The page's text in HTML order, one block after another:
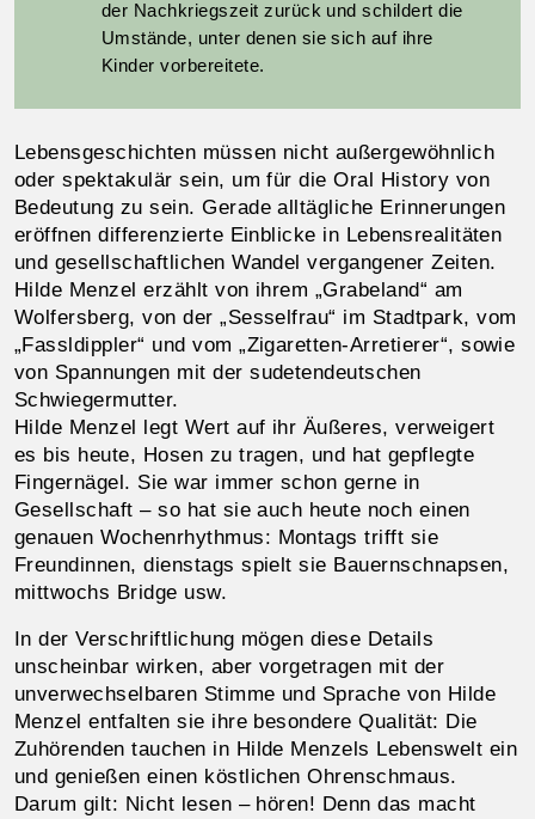
der Nachkriegszeit zurück und schildert die
Umstände, unter denen sie sich auf ihre
Kinder vorbereitete.
Lebensgeschichten müssen nicht außergewöhnlich
oder spektakulär sein, um für die Oral History von
Bedeutung zu sein. Gerade alltägliche Erinnerungen
eröffnen differenzierte Einblicke in Lebensrealitäten
und gesellschaftlichen Wandel vergangener Zeiten.
Hilde Menzel erzählt von ihrem „Grabeland“ am
Wolfersberg, von der „Sesselfrau“ im Stadtpark, vom
„Fassldippler“ und vom „Zigaretten-Arretierer“, sowie
von Spannungen mit der sudetendeutschen
Schwiegermutter.
Hilde Menzel legt Wert auf ihr Äußeres, verweigert
es bis heute, Hosen zu tragen, und hat gepflegte
Fingernägel. Sie war immer schon gerne in
Gesellschaft – so hat sie auch heute noch einen
genauen Wochenrhythmus: Montags trifft sie
Freundinnen, dienstags spielt sie Bauernschnapsen,
mittwochs Bridge usw.
In der Verschriftlichung mögen diese Details
unscheinbar wirken, aber vorgetragen mit der
unverwechselbaren Stimme und Sprache von Hilde
Menzel entfalten sie ihre besondere Qualität: Die
Zuhörenden tauchen in Hilde Menzels Lebenswelt ein
und genießen einen köstlichen Ohrenschmaus.
Darum gilt: Nicht lesen – hören! Denn das macht